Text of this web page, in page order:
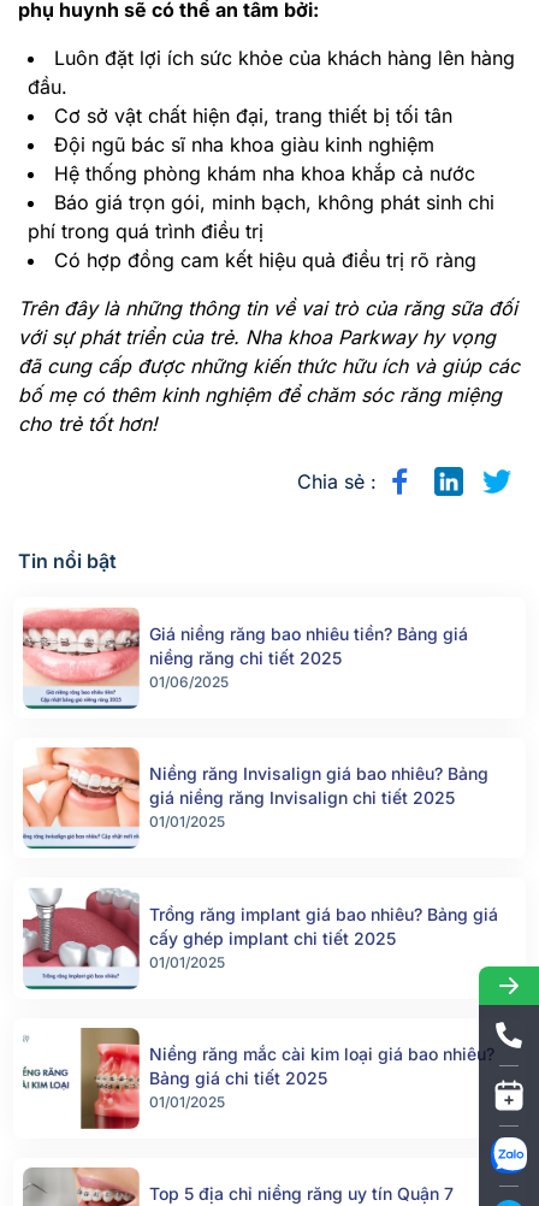
phụ huynh sẽ có thể an tâm bởi:
Luôn đặt lợi ích sức khỏe của khách hàng lên hàng
đầu.
Cơ sở vật chất hiện đại, trang thiết bị tối tân
Đội ngũ bác sĩ nha khoa giàu kinh nghiệm
Hệ thống phòng khám nha khoa khắp cả nước
Báo giá trọn gói, minh bạch, không phát sinh chi
phí trong quá trình điều trị
Có hợp đồng cam kết hiệu quả điều trị rõ ràng
Trên đây là những thông tin về vai trò của răng sữa đối
với sự phát triển của trẻ. Nha khoa Parkway hy vọng
đã cung cấp được những kiến thức hữu ích và giúp các
bố mẹ có thêm kinh nghiệm để chăm sóc răng miệng
cho trẻ tốt hơn!
Chia sẻ :
Tin nổi bật
Giá niềng răng bao nhiêu tiền? Bảng giá
niềng răng chi tiết 2025
01/06/2025
Niềng răng Invisalign giá bao nhiêu? Bảng
giá niềng răng Invisalign chi tiết 2025
01/01/2025
Trồng răng implant giá bao nhiêu? Bảng giá
cấy ghép implant chi tiết 2025
01/01/2025
Niềng răng mắc cài kim loại giá bao nhiêu?
Bảng giá chi tiết 2025
01/01/2025
Top 5 địa chỉ niềng răng uy tín Quận 7